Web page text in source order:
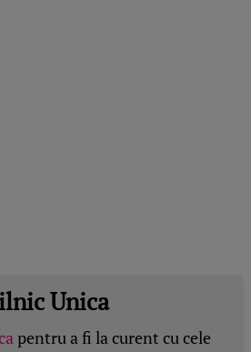
Unica
pentru a fi la curent cu cele